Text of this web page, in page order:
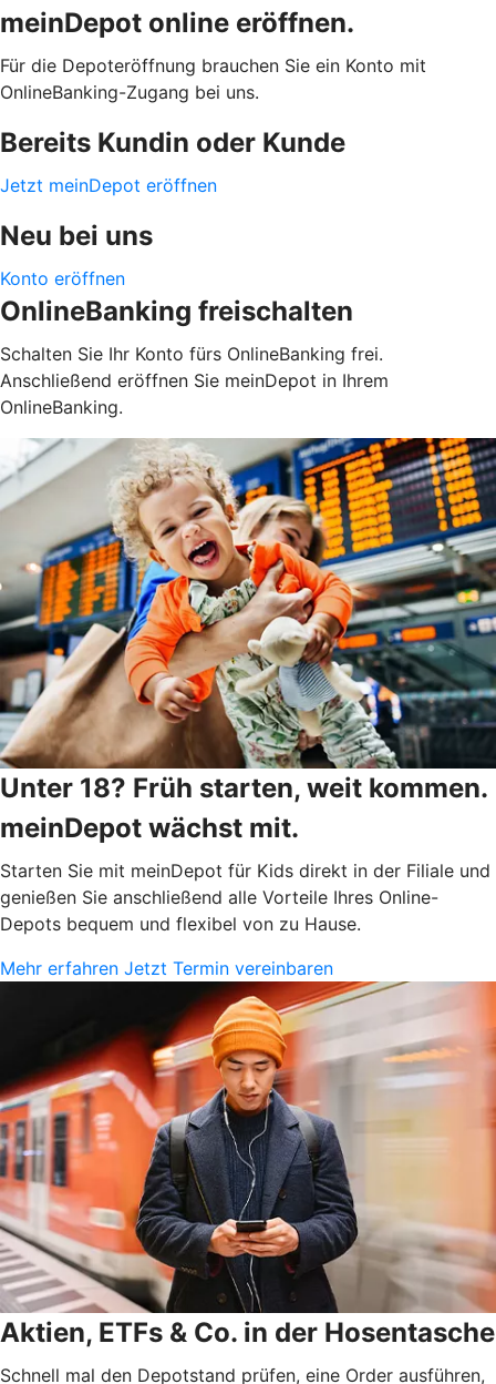
meinDepot online eröffnen.
Für die Depoteröffnung brauchen Sie ein Konto mit
OnlineBanking-Zugang bei uns.
Bereits Kundin oder Kunde
Jetzt meinDepot eröffnen
Neu bei uns
Konto eröffnen
OnlineBanking freischalten
Schalten Sie Ihr Konto fürs OnlineBanking frei.
Anschließend eröffnen Sie meinDepot in Ihrem
OnlineBanking.
Unter 18? Früh starten, weit kommen.
meinDepot wächst mit.
Starten Sie mit meinDepot für Kids direkt in der Filiale und
genießen Sie anschließend alle Vorteile Ihres Online-
Depots bequem und flexibel von zu Hause.
Mehr erfahren Jetzt Termin vereinbaren
Aktien, ETFs & Co. in der Hosentasche
Schnell mal den Depotstand prüfen, eine Order ausführen,